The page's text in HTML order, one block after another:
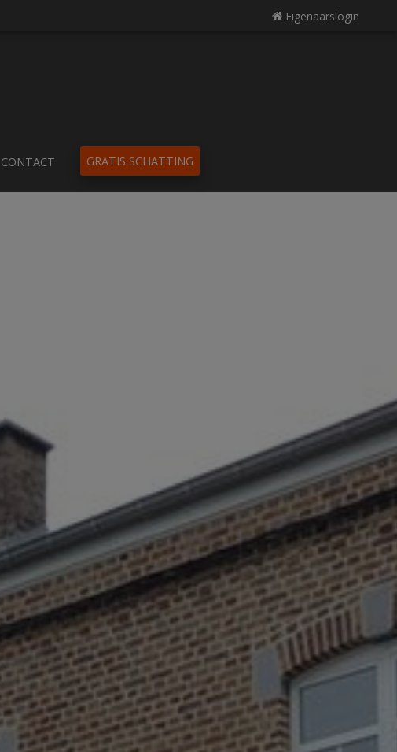
Eigenaarslogin
CONTACT GRATIS SCHATTING